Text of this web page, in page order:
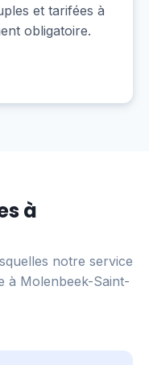
et tarifées à
obligatoire.
à
notre service
à Molenbeek-Saint-